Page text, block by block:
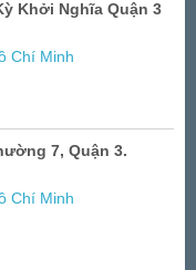
Khởi Nghĩa Quận 3
Chí Minh
7, Quận 3.
Chí Minh